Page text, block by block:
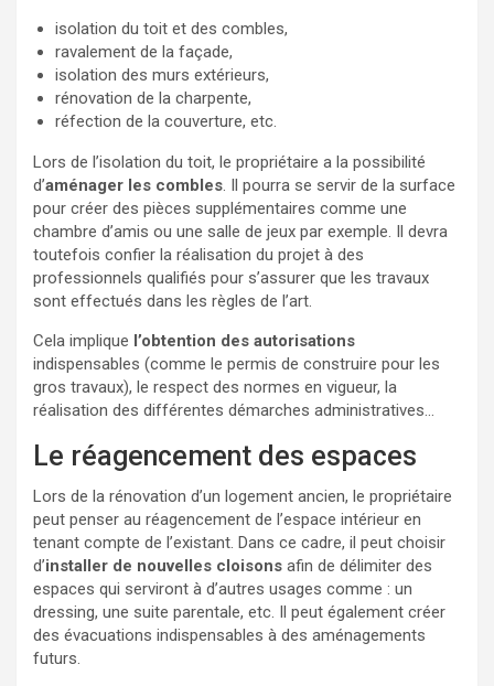
isolation du toit et des combles,
ravalement de la façade,
isolation des murs extérieurs,
rénovation de la charpente,
réfection de la couverture, etc.
Lors de l’isolation du toit, le propriétaire a la possibilité
d’aménager les combles. Il pourra se servir de la surface
pour créer des pièces supplémentaires comme une
chambre d’amis ou une salle de jeux par exemple. Il devra
toutefois confier la réalisation du projet à des
professionnels qualifiés pour s’assurer que les travaux
sont effectués dans les règles de l’art.
Cela implique l’obtention des autorisations
indispensables (comme le permis de construire pour les
gros travaux), le respect des normes en vigueur, la
réalisation des différentes démarches administratives…
Le réagencement des espaces
Lors de la rénovation d’un logement ancien, le propriétaire
peut penser au réagencement de l’espace intérieur en
tenant compte de l’existant. Dans ce cadre, il peut choisir
d’installer de nouvelles cloisons afin de délimiter des
espaces qui serviront à d’autres usages comme : un
dressing, une suite parentale, etc. Il peut également créer
des évacuations indispensables à des aménagements
futurs.